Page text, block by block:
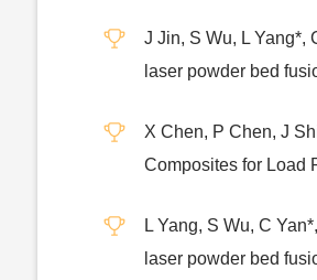
J Jin, S Wu, L Yang*,
laser powder bed
X Chen, P Chen, J
Composites for Load
L Yang, S Wu, C
laser powder bed